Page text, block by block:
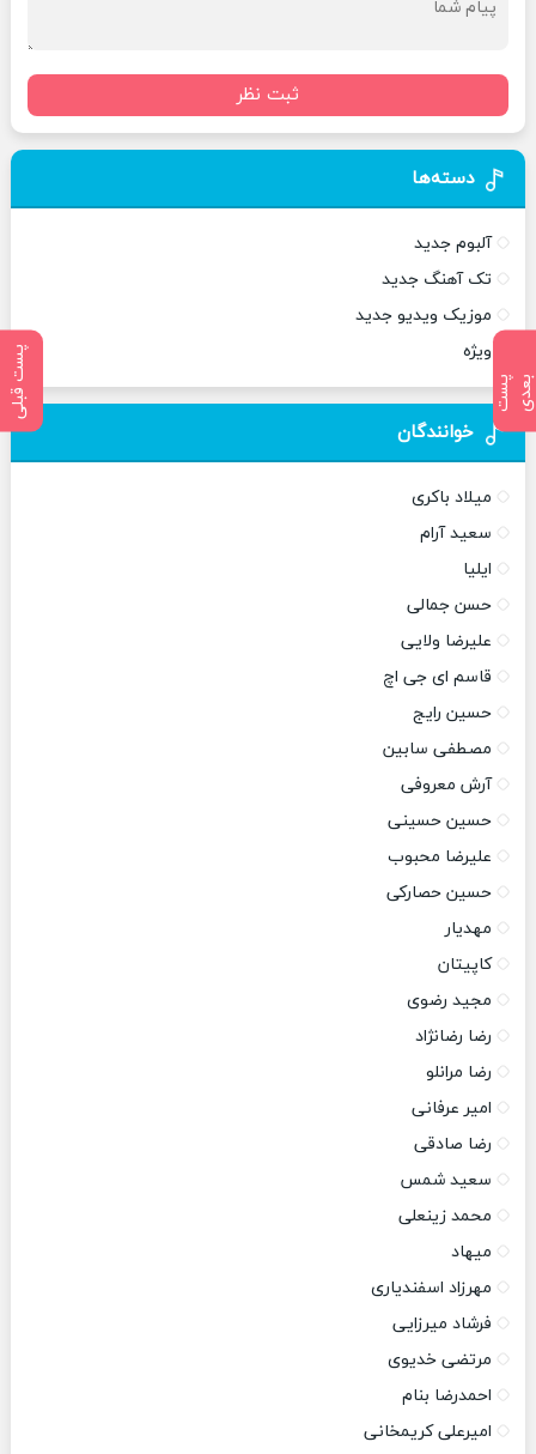
پ
س
ت
ب
ع
د ی پست قبلی
ثبت نظر
دسته‌ها
آلبوم جدید
تک آهنگ جدید
موزیک ویدیو جدید
ویژه
خوانندگان
میلاد باکری
سعید آرام
ایلیا
حسن جمالی
علیرضا ولایی
قاسم ای جی اچ
حسین رایج
مصطفی سابین
آرش معروفی
حسین حسینی
علیرضا محبوب
حسین حصارکی
مهدیار
کاپیتان
مجید رضوی
رضا رضانژاد
رضا مرانلو
امیر عرفانی
رضا صادقی
سعید شمس
محمد زینعلی
میهاد
مهرزاد اسفندیاری
فرشاد میرزایی
مرتضی خدیوی
احمدرضا بنام
امیرعلی کریمخانی